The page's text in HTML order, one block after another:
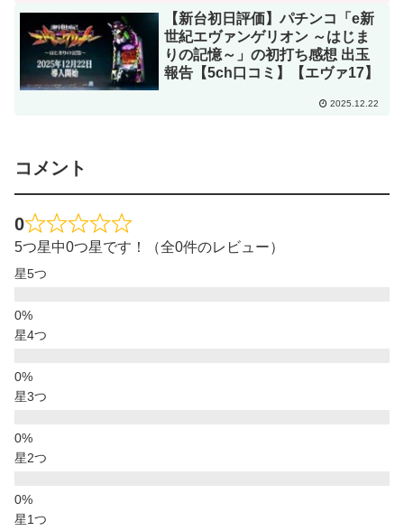
【新台初日評価】パチンコ「e新
世紀エヴァンゲリオン ～はじま
りの記憶～」の初打ち感想 出玉
報告【5ch口コミ】【エヴァ17】
2025.12.22
コメント
0
5つ星中0つ星です！（全0件のレビュー）
星5つ
星4つ
星3つ
星2つ
星1つ